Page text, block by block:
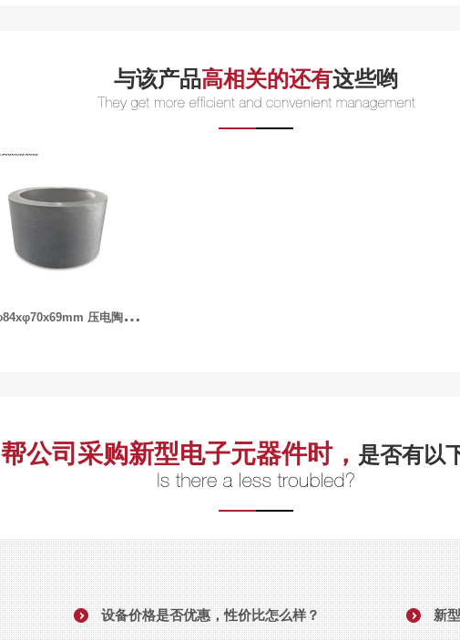
与该产品高相关的还有这些哟
P
ZT-φ84xφ70x69mm 压电陶瓷管
帮公司采购新型电子元器件时， 是否有以
设备价格是否优惠，性价比怎么样？ 新